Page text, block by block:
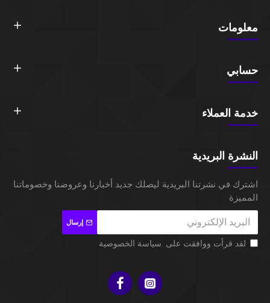
معلومات
حسابي
خدمة العملاء
النشرة البريدية
اشترك في نشرتنا البريدية ليصلك جديد أخبارنا وعروضنا وخصوماتنا
المميزة
إرسال
لقد قرأت ووافقت على سياسة الخصوصية